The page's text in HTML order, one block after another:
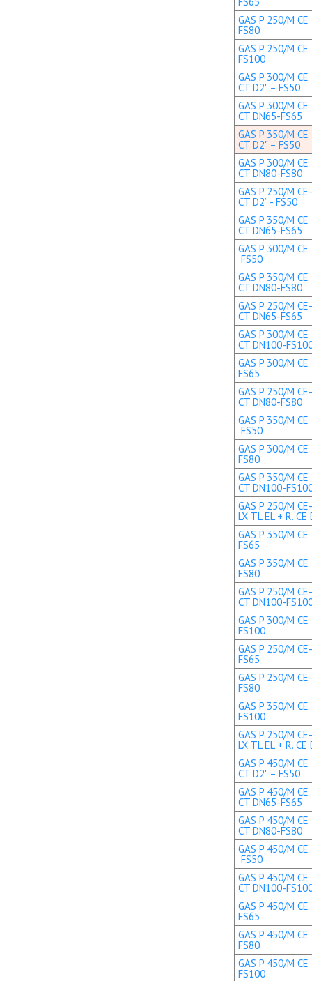
GAS P 250/M
FS80
GAS P 250/M
FS100
GAS P 300/M CE
CT D2" – FS50
GAS P 300/M CE
CT DN65-FS65
GAS P 350/M CE
CT D2" – FS50
GAS P 300/M CE
CT DN80-FS80
GAS P 250/M
CT D2” - FS50
GAS P 350/M CE
CT DN65-FS65
GAS P 300/M
FS50
GAS P 350/M CE
CT DN80-FS80
GAS P 250/M
CT DN65-FS65
GAS P 300/M CE
CT DN100-
GAS P 300/M
FS65
GAS P 250/M
CT DN80-FS80
GAS P 350/M
FS50
GAS P 300/M
FS80
GAS P 350/M CE
CT DN100-
GAS P 250/M CE-
LX TL EL + R. CE
GAS P 350/M
FS65
GAS P 350/M
FS80
GAS P 250/M
CT DN100-
GAS P 300/M
FS100
GAS P 250/M
FS65
GAS P 250/M
FS80
GAS P 350/M
FS100
GAS P 250/M CE-
LX TL EL + R.
GAS P 450/M CE
CT D2" – FS50
GAS P 450/M CE
CT DN65-FS65
GAS P 450/M CE
CT DN80-FS80
GAS P 450/M
FS50
GAS P 450/M CE
CT DN100-
GAS P 450/M
FS65
GAS P 450/M
FS80
GAS P 450/M
FS100